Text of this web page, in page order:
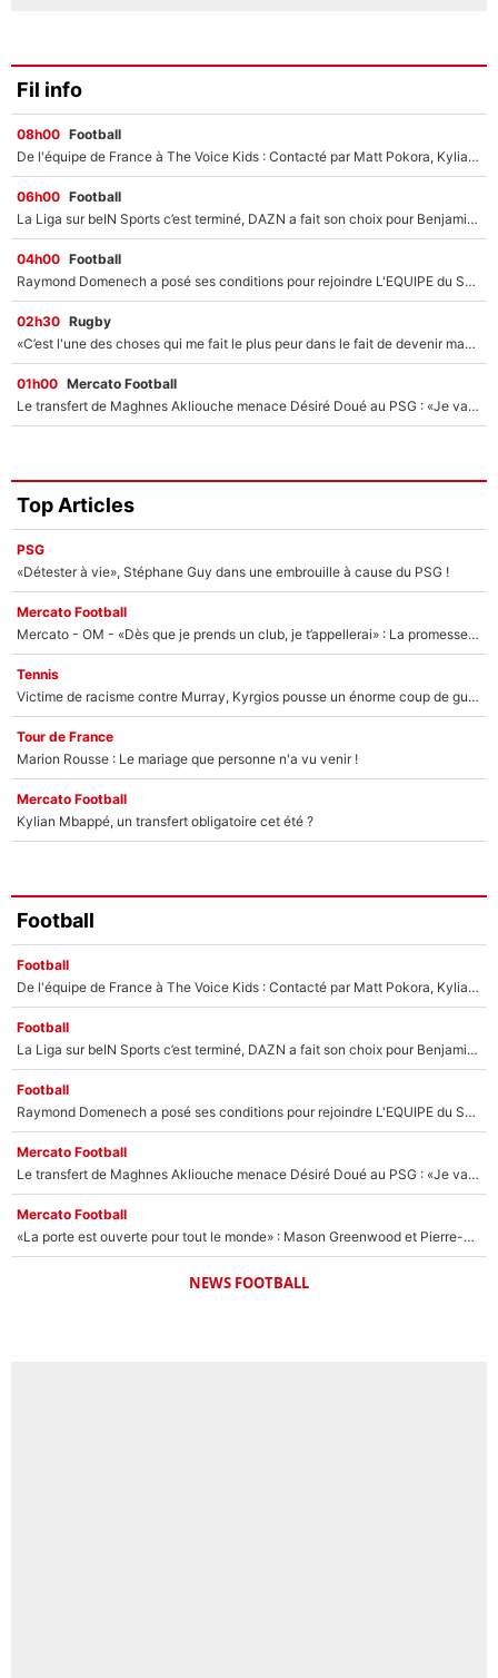
Fil info
08h00 Football
De l'équipe de France à The Voice Kids : Contacté par Matt Pokora, Kylian Mbappé a accepté de jouer un rôle inédit sur TF1 !
06h00 Football
La Liga sur beIN Sports c’est terminé, DAZN a fait son choix pour Benjamin Da Silva et Omar Da Fonseca !
04h00 Football
Raymond Domenech a posé ses conditions pour rejoindre L'EQUIPE du Soir : Il refuse de faire l'émission avec un autre chroniqueur !
02h30 Rugby
«C’est l'une des choses qui me fait le plus peur dans le fait de devenir maman» : En couple avec Antoine Dupont, Iris Mittenaere s'inquiète déjà pour ses futurs enfants !
01h00 Mercato Football
Le transfert de Maghnes Akliouche menace Désiré Doué au PSG : «Je valide à 200%»
Top Articles
PSG
«Détester à vie», Stéphane Guy dans une embrouille à cause du PSG !
Mercato Football
Mercato - OM - «Dès que je prends un club, je t’appellerai» : La promesse de Marcelino au moment de claquer la porte
Tennis
Victime de racisme contre Murray, Kyrgios pousse un énorme coup de gueule !
Tour de France
Marion Rousse : Le mariage que personne n'a vu venir !
Mercato Football
Kylian Mbappé, un transfert obligatoire cet été ?
Football
Football
De l'équipe de France à The Voice Kids : Contacté par Matt Pokora, Kylian Mbappé a accepté de jouer un rôle inédit sur TF1 !
Football
La Liga sur beIN Sports c’est terminé, DAZN a fait son choix pour Benjamin Da Silva et Omar Da Fonseca !
Football
Raymond Domenech a posé ses conditions pour rejoindre L'EQUIPE du Soir : Il refuse de faire l'émission avec un autre chroniqueur !
Mercato Football
Le transfert de Maghnes Akliouche menace Désiré Doué au PSG : «Je valide à 200%»
Mercato Football
«La porte est ouverte pour tout le monde» : Mason Greenwood et Pierre-Emerick Aubameyang ont quitté l'OM, Amine Gouiri balance sur la suite du mercato et sur la réaction du vestiaire !
NEWS FOOTBALL